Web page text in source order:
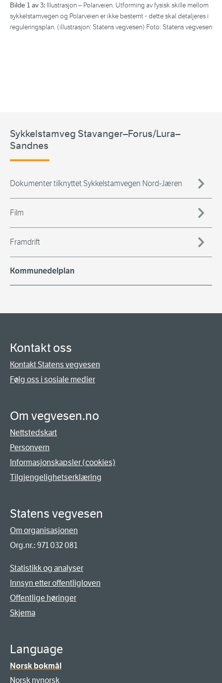
Bilde 1 av 3: Illustrasjon – Polarveien. Utforming av fysisk skille mellom
sykkelstamvegen og Polarveien er ikke bestemt - dette skal detaljeres i
reguleringsplan. (illustrasjon: Statens vegvesen) Foto: Statens vegvesen
Sykkelstamveg Stavanger–Forus/Lura–
Sandnes
Dokumenter tilknyttet Sykkelstamvegen Nord-Jæren
Film
Framdrift
Kommunedelplan
Kontakt oss
Kontakt Statens vegvesen
Følg oss i sosiale medier
Om vegvesen.no
Nettstedskart
Personvern
Informasjonskapsler (cookies)
Tilgjengelighetserklæring
Statens vegvesen
Om organisasjonen
Org.nr.: 971 032 081
Statistikk og analyser
Innsyn etter offentligloven
Offentlige høringer
Skjema
Language
Norsk bokmål
Norsk nynorsk